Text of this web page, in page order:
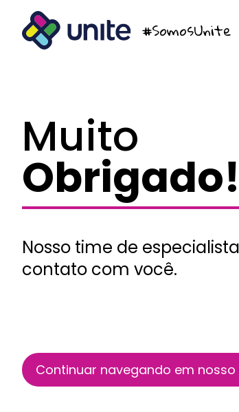
#SomosUnite
Muito
Nosso time de
contato com você.
Continuar navegando em nosso